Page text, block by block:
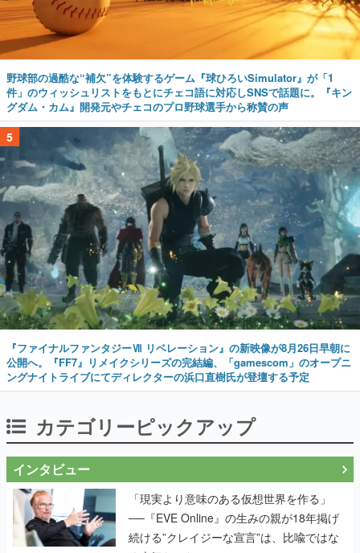
野球部の過酷な“補欠”を体験するゲーム『球ひろいSimulator』が「1
件」のウィッシュリストをもとにチェコ語に対応しSNSで話題に。『キン
グダム・カム』開発元やチェコのプロ野球選手から称賛の声
5
『ファイナルファンタジーⅦ リベレーション』の新映像が8月26日早朝に
公開へ。『FF7』リメイクシリーズの完結編、「gamescom」のオープニ
ングナイトライブにてディレクターの浜口直樹氏が登壇する予定
カテゴリーピックアップ
インタビュー
「現実より意味のある仮想世界を作る」
──『EVE Online』の生みの親が18年掲げ
続ける”クレイジーな宣言”は、比喩ではな